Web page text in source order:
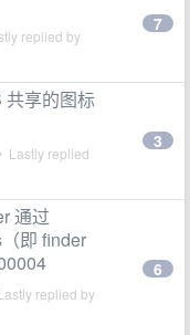
replied by
7
共享的图标
• Lastly replied
3
通过
即 finder
replied by
6